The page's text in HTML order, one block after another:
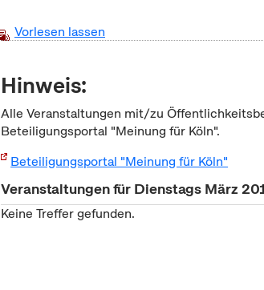
Vorlesen lassen
Hinweis:
Alle Veranstaltungen mit/zu
Beteiligungsportal "Meinung für Köln".
Beteiligungsportal "Meinung für Köln"
Veranstaltungen für Dienstags März
Keine Treffer gefunden.